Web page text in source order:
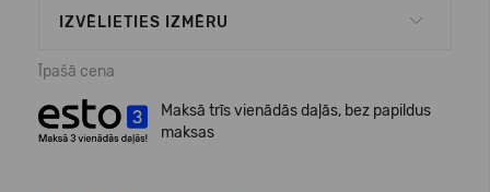
IZVĒLIETIES IZMĒRU
Īpašā cena
Maksā trīs vienādās daļās, bez papildus
maksas